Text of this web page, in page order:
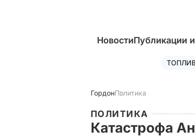
НовостиПубликации
ГордонПолитика
ПОЛИТИКА
Катастрофа